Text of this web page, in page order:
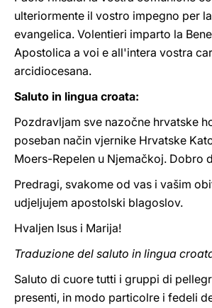
ulteriormente il vostro impegno per
evangelica. Volentieri imparto la
Apostolica a voi e all'intera vostra
arcidiocesana.
Saluto in lingua croata:
Pozdravljam sve nazočne hrvatske
poseban način vjernike Hrvatske
Moers-Repelen u Njemačkoj. Dobro
Predragi, svakome od vas i vašim
udjeljujem apostolski blagoslov.
Hvaljen Isus i Marija!
Traduzione del saluto in lingua
Saluto di cuore tutti i gruppi di
presenti, in modo particolre i fedeli